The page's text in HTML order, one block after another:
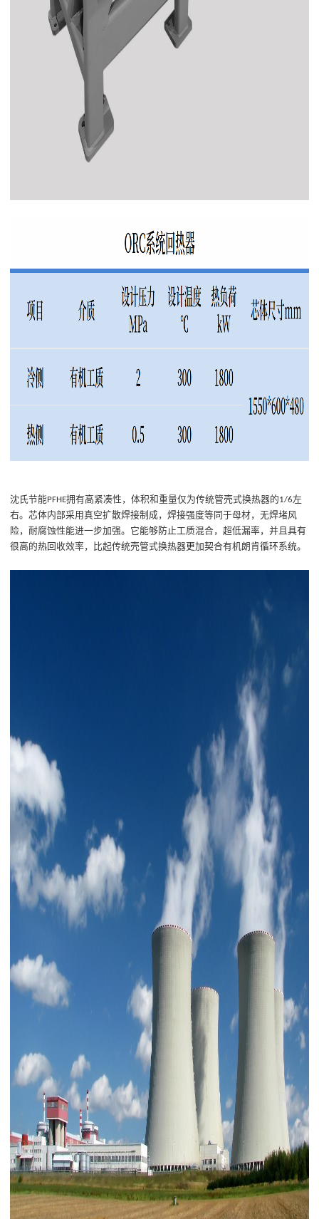
沈氏节能PFHE拥有高紧凑性，体积和重量仅为传统管壳式换热器的1/6左
右。芯体内部采用真空扩散焊接制成，焊接强度等同于母材，无焊堵风
险，耐腐蚀性能进一步加强。它能够防止工质混合，超低漏率，并且具有
很高的热回收效率，
比起传统壳管式换热器更加契合有机朗肯循环系统。